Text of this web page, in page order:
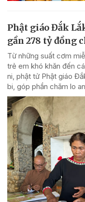
Phật giáo Đắk
gần 278 tỷ đồng
Từ những suất cơm
trẻ em khó khăn đến
ni, phật tử Phật giáo
bi, góp phần chăm lo